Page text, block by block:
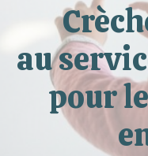
au
pour